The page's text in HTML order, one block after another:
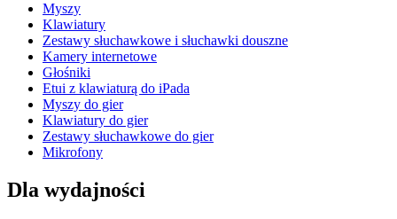
Myszy
Klawiatury
Zestawy słuchawkowe i słuchawki douszne
Kamery internetowe
Głośniki
Etui z klawiaturą do iPada
Myszy do gier
Klawiatury do gier
Zestawy słuchawkowe do gier
Mikrofony
Dla wydajności